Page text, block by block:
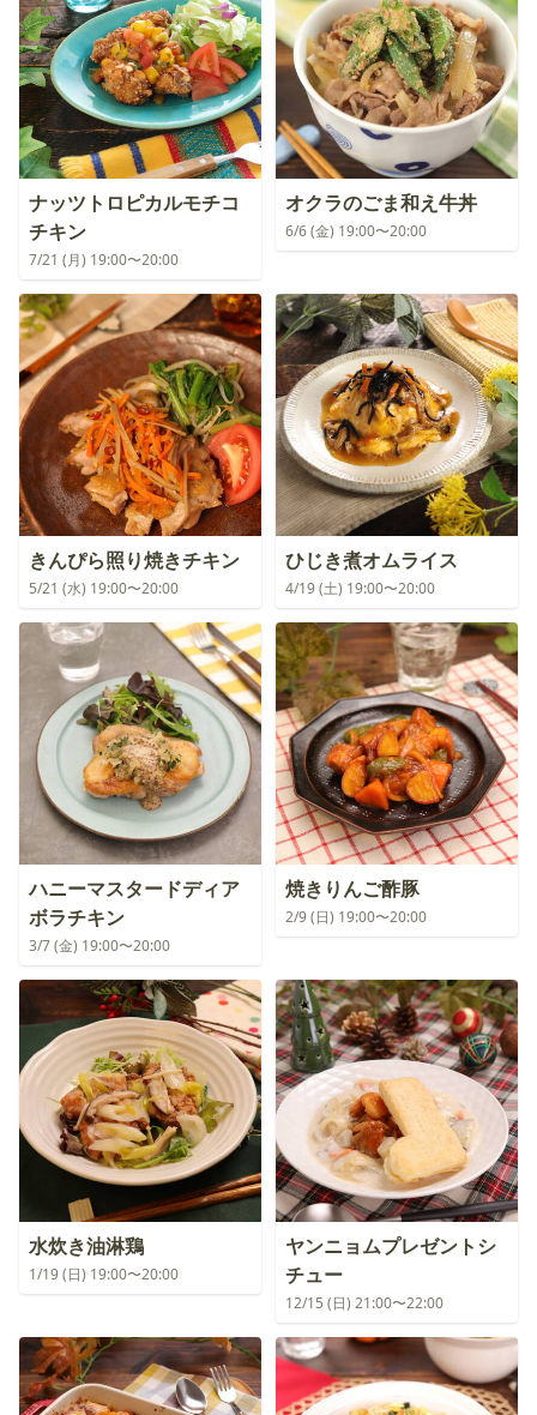
ナッツトロピカルモチコ
チキン
7/21 (月) 19:00〜20:00
オクラのごま和え牛丼
6/6 (金) 19:00〜20:00
きんぴら照り焼きチキン
5/21 (水) 19:00〜20:00
ひじき煮オムライス
4/19 (土) 19:00〜20:00
ハニーマスタードディア
ボラチキン
3/7 (金) 19:00〜20:00
焼きりんご酢豚
2/9 (日) 19:00〜20:00
水炊き油淋鶏
1/19 (日) 19:00〜20:00
ヤンニョムプレゼントシ
チュー
12/15 (日) 21:00〜22:00